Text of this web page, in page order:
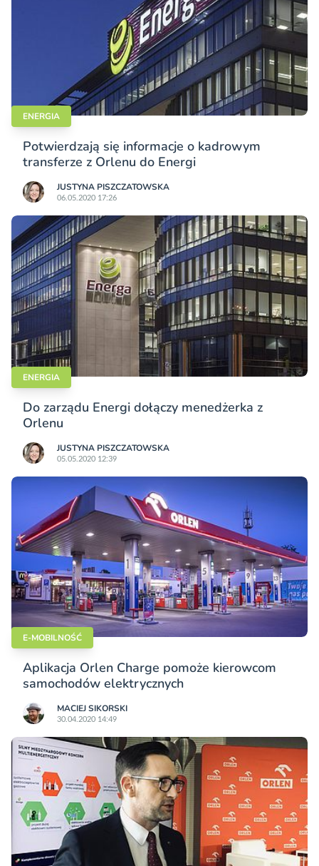
ENERGIA
Potwierdzają się informacje o kadrowym
transferze z Orlenu do Energi
JUSTYNA PISZCZATOWSKA
06.05.2020 17:26
ENERGIA
Do zarządu Energi dołączy menedżerka z
Orlenu
JUSTYNA PISZCZATOWSKA
05.05.2020 12:39
E-MOBILNOŚĆ
Aplikacja Orlen Charge pomoże kierowcom
samochodów elektrycznych
MACIEJ SIKORSKI
30.04.2020 14:49